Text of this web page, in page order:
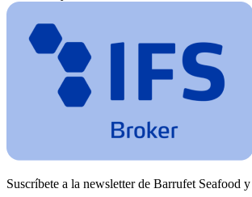
Suscríbete a la newsletter de Barrufet Seafood